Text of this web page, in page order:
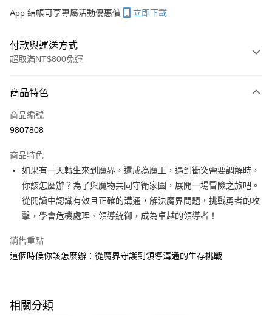
App 結帳可享專屬活動優惠價 立即下載
付款與運送方式
超取滿NT$800免運
信用卡一次付款
LINE Pay
大哥付你分期
相關說明
【大哥付你分期使用說明】
1.本服務由台灣大哥大提供，台灣大哥大用戶可立即使用無須另外申請。
2.付款方式選擇「大哥付你分期」，訂單成立後會自動跳轉到大哥付的交易
成交易。
3.實際核准額度、可分期數及費用金額請依後續交易確認頁面所載為準。
4.訂單成立30分鐘內，如未前往確認交易或遇審核未通過，訂單將自動取
1.分期款項不併入電信帳單，「大哥付你分期」於每月結算日後寄送繳費提
AFTEE先享後付
相關說明
AFTEE先享後付是「在收到商品之後才付款」的支付方式。 讓您購物簡單
便利好安心！
【「AFTEE先享後付」結帳流程】
ATM付款
每筆NT$70，滿NT$800(含以上)免運費
商品特色
商品編號
9807808
商品特色
如果有一天轉生來到魔界，還成為魔王，遇到衝突需要調解時，
你該怎麼辦？為了與魔物共同守衛家園，展開一場冒險之旅吧。
從閱讀中認識有效且正確的溝通，解決魔界問題，挑戰勇者的攻
擊，學會危機處理、領導統御，成為卓越的領導者！
銷售重點
這個時候你該怎麼辦：從魔界守護到領導溝通的生存挑戰
相關分類